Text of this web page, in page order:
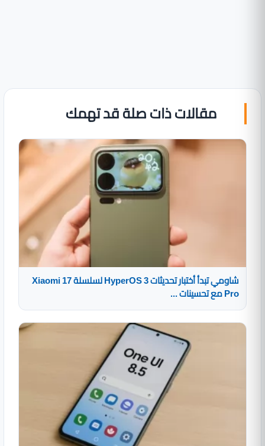
مقالات ذات صلة قد تهمك
شاومي تبدأ أختبار تحديثات HyperOS 3 لسلسلة Xiaomi 17
Pro مع تحسينات ...